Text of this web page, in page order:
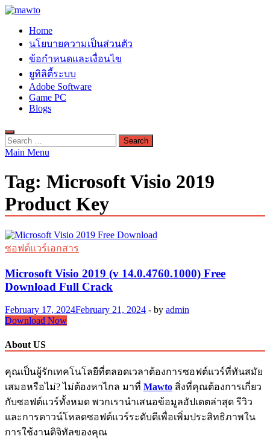
Skip
content
MAWTO
ดาวน์โหลดโปรแกรมฟรี ตัวเต็มถาวร ใหม่ 2023 ไม่ครอบลิงค์
Home
นโยบายความเป็นส่วนตัว
ข้อกำหนดและเงื่อนไข
ยูทิลิตี้ระบบ
Adobe Software
Game PC
Blogs
Search
for:
Main Menu
Tag: Microsoft Visio 2019
Product Key
ซอฟต์แวร์เอกสาร
Microsoft Visio 2019 (v 14.0.4760.1000) Free
Download Full Crack
February 17, 2024February 21, 2024 - by admin
Microsoft
2019
(v
14.0.4760.1000)
Free
Download
Full
Crack
Download Now
About US
คุณเป็นผู้รักเทคโนโลยีที่ตลอดเวลาต้องการซอฟต์แวร์ที่ทันสมัย
เสมอหรือไม่? ไม่ต้องหาไกล มาที่ Mawto สิ่งที่คุณต้องการเกี่ยว
กับซอฟต์แวร์ทั้งหมด พวกเรานำเสนอข้อมูลอัปเดตล่าสุด รีวิว
และการดาวน์โหลดซอฟต์แวร์ระดับดีเพื่อเพิ่มประสิทธิภาพใน
การใช้งานดิจิทัลของคุณ